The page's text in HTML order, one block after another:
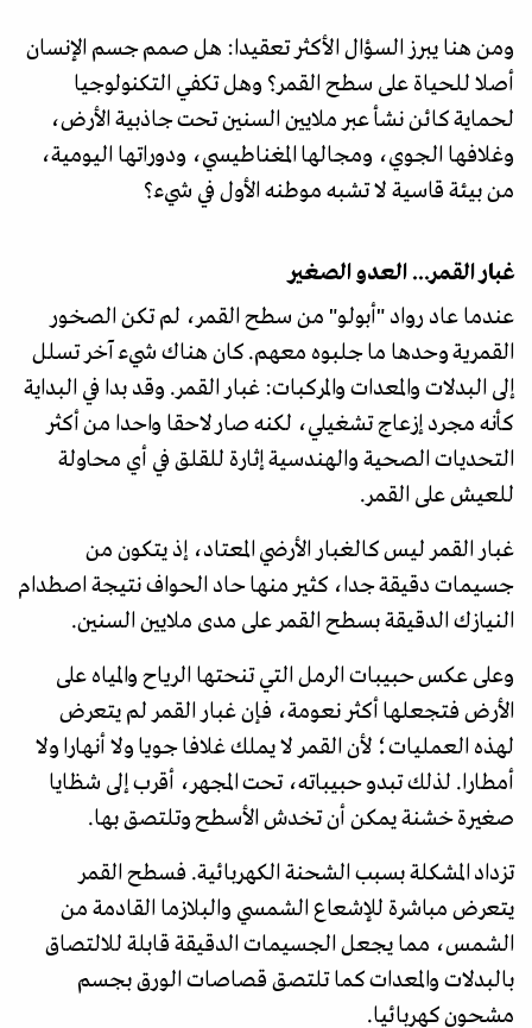
ومن هنا يبرز السؤال الأكثر تعقيدا: هل صمم جسم الإنسان
أصلا للحياة على سطح القمر؟ وهل تكفي التكنولوجيا
لحماية كائن نشأ عبر ملايين السنين تحت جاذبية الأرض،
وغلافها الجوي، ومجالها المغناطيسي، ودوراتها اليومية،
من بيئة قاسية لا تشبه موطنه الأول في شيء؟
غبار القمر... العدو الصغير
عندما عاد رواد "أبولو" من سطح القمر، لم تكن الصخور
القمرية وحدها ما جلبوه معهم. كان هناك شيء آخر تسلل
إلى البدلات والمعدات والمركبات: غبار القمر. وقد بدا في البداية
كأنه مجرد إزعاج تشغيلي، لكنه صار لاحقا واحدا من أكثر
التحديات الصحية والهندسية إثارة للقلق في أي محاولة
للعيش على القمر.
غبار القمر ليس كالغبار الأرضي المعتاد، إذ يتكون من
جسيمات دقيقة جدا، كثير منها حاد الحواف نتيجة اصطدام
النيازك الدقيقة بسطح القمر على مدى ملايين السنين.
وعلى عكس حبيبات الرمل التي تنحتها الرياح والمياه على
الأرض فتجعلها أكثر نعومة، فإن غبار القمر لم يتعرض
لهذه العمليات؛ لأن القمر لا يملك غلافا جويا ولا أنهارا ولا
أمطارا. لذلك تبدو حبيباته، تحت المجهر، أقرب إلى شظايا
صغيرة خشنة يمكن أن تخدش الأسطح وتلتصق بها.
تزداد المشكلة بسبب الشحنة الكهربائية. فسطح القمر
يتعرض مباشرة للإشعاع الشمسي والبلازما القادمة من
الشمس، مما يجعل الجسيمات الدقيقة قابلة للالتصاق
بالبدلات والمعدات كما تلتصق قصاصات الورق بجسم
مشحون كهربائيا.